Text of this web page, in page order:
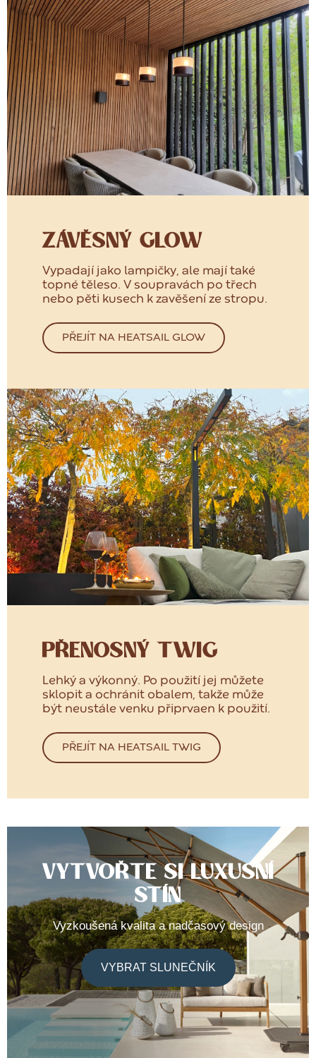
ZÁVĚSNÝ GLOW
Vypadají jako lampičky, ale mají také
topné těleso. V soupravách po třech
nebo pěti kusech k zavěšení ze stropu.
PŘEJÍT NA HEATSAIL GLOW
PŘENOSNÝ TWIG
Lehký a výkonný. Po použití jej můžete
sklopit a ochránit obalem, takže může
být neustále venku připrvaen k použití.
PŘEJÍT NA HEATSAIL TWIG
VYTVOŘTE SI LUXUSNÍ
STÍN
Vyzkoušená kvalita a nadčasový design
VYBRAT SLUNEČNÍK